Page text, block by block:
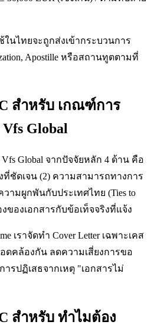
ในไทยจะถูกส่งเข้ากระบวนการ
Apostille หรือสถานทูตตามที่
สำหรับ เกณฑ์การ
Global
Global จากปัจจัยหลัก 4 ด้าน คือ
ที่ชัดเจน (2) ความสามารถทางการ
ามผูกพันกับประเทศไทย (Ties to
ของเอกสารกับข้อเท็จจริงที่แจ้ง
เราจัดทำ Cover Letter เฉพาะเคส
ดคล้องกัน ลดความเสี่ยงการขอ
ารปฏิเสธจากเหตุ "เอกสารไม่
สำหรับ ทำไมต้อง